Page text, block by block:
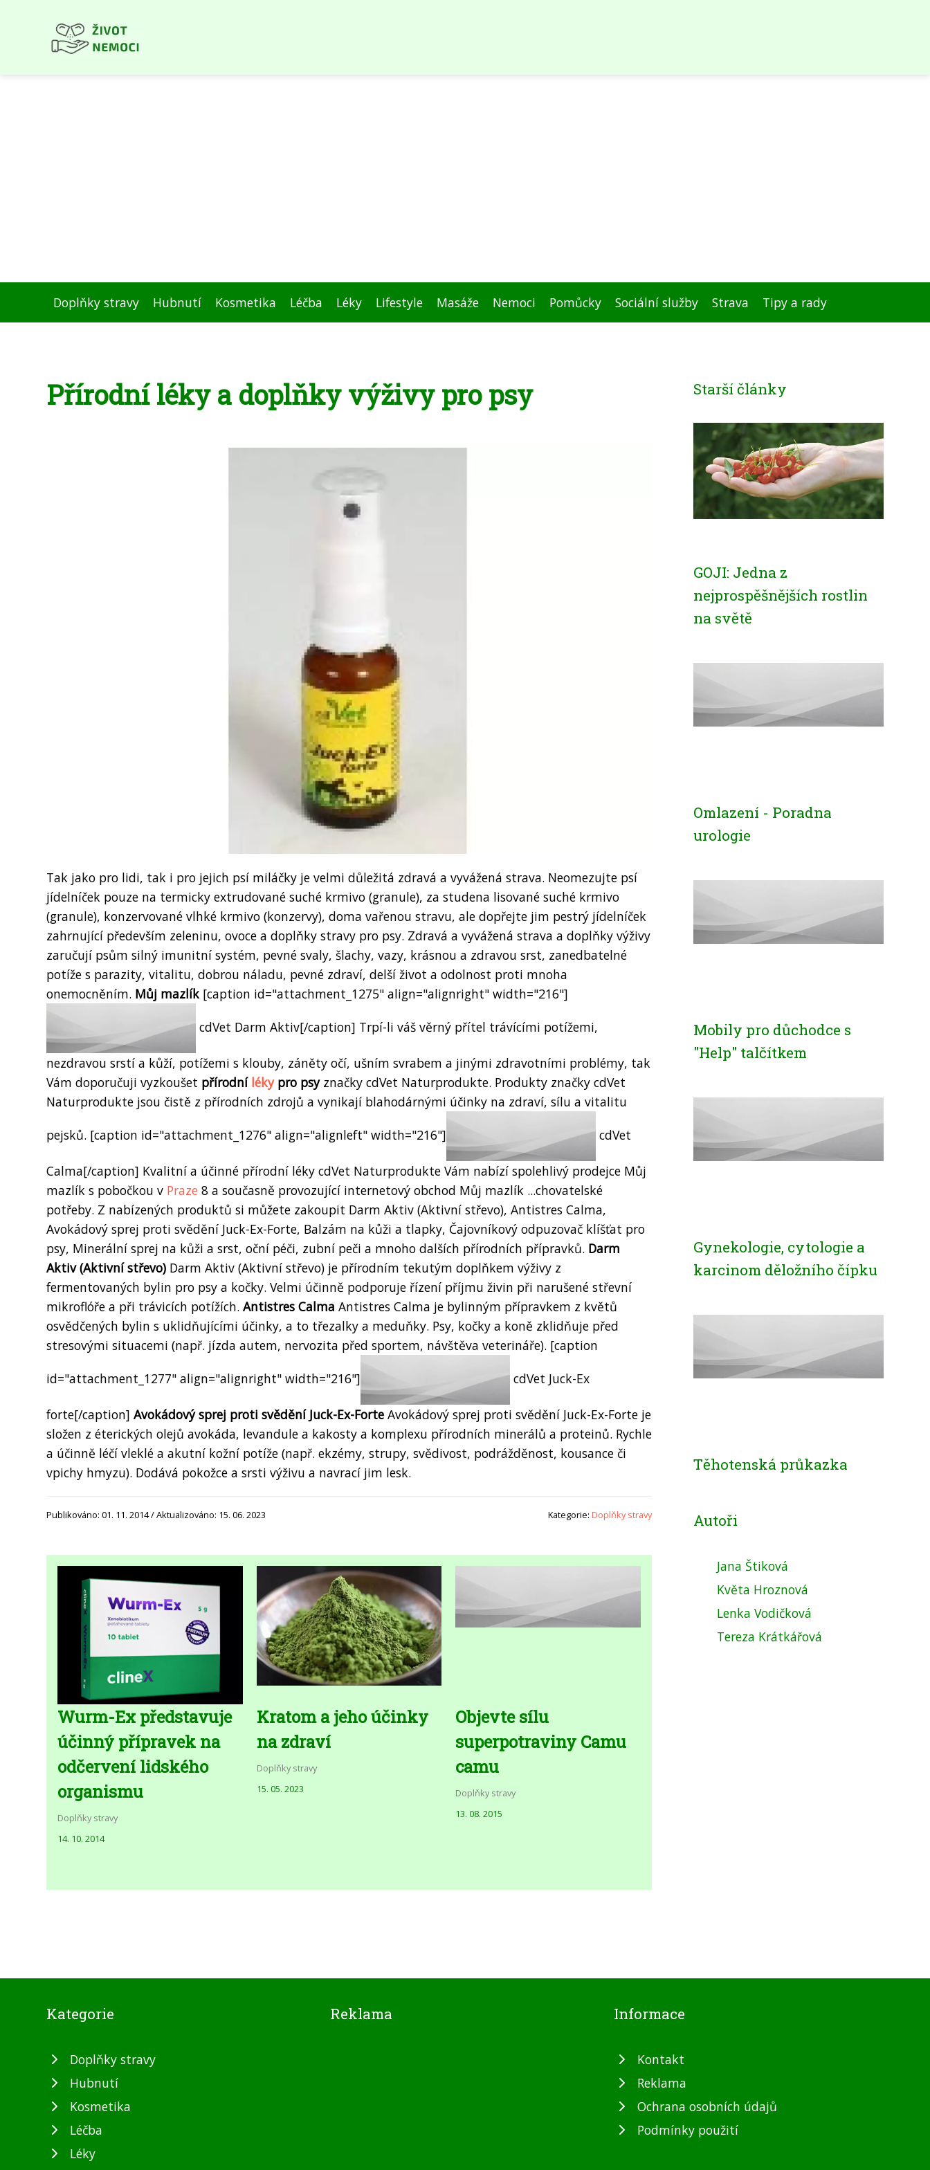
Doplňky stravy Hubnutí Kosmetika Léčba Léky Lifestyle Masáže Nemoci Pomůcky Sociální služby Strava Tipy a rady
Přírodní léky a doplňky výživy pro psy
Tak jako pro lidi, tak i pro jejich psí miláčky je velmi důležitá zdravá a vyvážená strava. Neomezujte psí
jídelníček pouze na termicky extrudované suché krmivo (granule), za studena lisované suché krmivo
(granule), konzervované vlhké krmivo (konzervy), doma vařenou stravu, ale dopřejte jim pestrý jídelníček
zahrnující především zeleninu, ovoce a doplňky stravy pro psy. Zdravá a vyvážená strava a doplňky výživy
zaručují psům silný imunitní systém, pevné svaly, šlachy, vazy, krásnou a zdravou srst, zanedbatelné
potíže s parazity, vitalitu, dobrou náladu, pevné zdraví, delší život a odolnost proti mnoha
onemocněním. Můj mazlík[caption id="attachment_1275" align="alignright" width="216"]
cdVet Darm Aktiv[/caption] Trpí-li váš věrný přítel trávícími potížemi,
nezdravou srstí a kůží, potížemi s klouby, záněty očí, ušním svrabem a jinými zdravotními problémy, tak
Vám doporučuji vyzkoušet přírodní lékypro psyznačky cdVet Naturprodukte. Produkty značky cdVet
Naturprodukte jsou čistě z přírodních zdrojů a vynikají blahodárnými účinky na zdraví, sílu a vitalitu
pejsků. [caption id="attachment_1276" align="alignleft" width="216"]
cdVet
Calma[/caption] Kvalitní a účinné přírodní léky cdVet Naturprodukte Vám nabízí spolehlivý prodejce Můj
mazlík s pobočkou v Praze 8 a současně provozující internetový obchod Můj mazlík ...chovatelské
potřeby. Z nabízených produktů si můžete zakoupit Darm Aktiv (Aktivní střevo), Antistres Calma,
Avokádový sprej proti svědění Juck-Ex-Forte, Balzám na kůži a tlapky, Čajovníkový odpuzovač klíšťat pro
psy, Minerální sprej na kůži a srst, oční péči, zubní peči a mnoho dalších přírodních přípravků. Darm
Aktiv (Aktivní střevo) Darm Aktiv (Aktivní střevo) je přírodním tekutým doplňkem výživy z
fermentovaných bylin pro psy a kočky. Velmi účinně podporuje řízení příjmu živin při narušené střevní
mikroflóře a při trávicích potížích. Antistres Calma Antistres Calma je bylinným přípravkem z květů
osvědčených bylin s uklidňujícími účinky, a to třezalky a meduňky. Psy, kočky a koně zklidňuje před
stresovými situacemi (např. jízda autem, nervozita před sportem, návštěva veterináře). [caption
id="attachment_1277" align="alignright" width="216"]
cdVet Juck-Ex
forte[/caption] Avokádový sprej proti svědění Juck-Ex-Forte Avokádový sprej proti svědění Juck-Ex-Forte je
složen z éterických olejů avokáda, levandule a kakosty a komplexu přírodních minerálů a proteinů. Rychle
a účinně léčí vleklé a akutní kožní potíže (např. ekzémy, strupy, svědivost, podrážděnost, kousance či
vpichy hmyzu). Dodává pokožce a srsti výživu a navrací jim lesk.
Publikováno: 01. 11. 2014 / Aktualizováno: 15. 06. 2023 Kategorie: Doplňky stravy
Wurm-Ex představuje
účinný přípravek na
odčervení lidského
organismu
Doplňky stravy
14. 10. 2014
Kratom a jeho účinky
na zdraví
Doplňky stravy
15. 05. 2023
Objevte sílu
superpotraviny Camu
camu
Doplňky stravy
13. 08. 2015
Starší články
GOJI: Jedna z
nejprospěšnějších rostlin
na světě
Omlazení - Poradna
urologie
Mobily pro důchodce s
"Help" talčítkem
Gynekologie, cytologie a
karcinom děložního čípku
Těhotenská průkazka
Autoři
Jana Štiková
Květa Hroznová
Lenka Vodičková
Tereza Krátkářová
Kategorie
Doplňky stravy
Hubnutí
Kosmetika
Léčba
Léky
Reklama Informace
Kontakt
Reklama
Ochrana osobních údajů
Podmínky použití